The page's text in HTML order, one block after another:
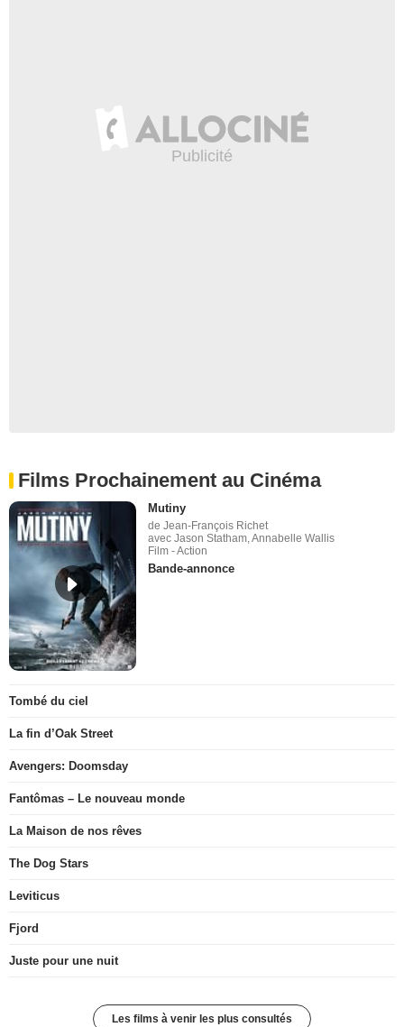
Films Prochainement au Cinéma
Mutiny
de Jean-François Richet
avec Jason Statham, Annabelle Wallis
Film - Action
Bande-annonce
Tombé du ciel
La fin d’Oak Street
Avengers: Doomsday
Fantômas – Le nouveau monde
La Maison de nos rêves
The Dog Stars
Leviticus
Fjord
Juste pour une nuit
Les films à venir les plus consultés